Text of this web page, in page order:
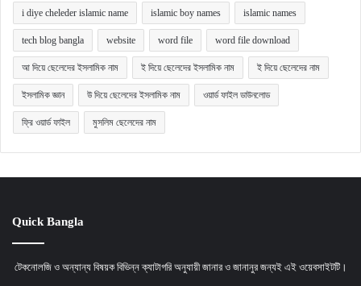
i diye cheleder islamic name islamic boy names islamic names
tech blog bangla website word file word file download
আ দিয়ে ছেলেদের ইসলামিক নাম ই দিয়ে ছেলেদের ইসলামিক নাম ই দিয়ে ছেলেদের নাম
ইসলামিক জ্ঞান উ দিয়ে ছেলেদের ইসলামিক নাম ওয়ার্ড ফাইল ডাউনলোড
ফ্রি ওয়ার্ড ফাইল মুসলিম ছেলেদের নাম
Quick Bangla
টেকনোলজি ও অন্যান্য বিষয়ক বিভিন্ন ক্যাটাগরি অনুযায়ী জানার ও জানানুর জন্যই এই ওয়েবসাইটটি।